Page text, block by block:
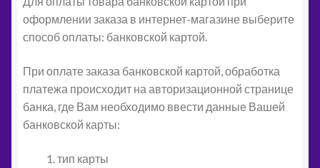
оформлении заказа в интернет-магазине выберите
способ оплаты: банковской картой.
При оплате заказа банковской картой, обработка
платежа происходит на авторизационной странице
банка, где Вам необходимо ввести данные Вашей
банковской карты:
тип карты